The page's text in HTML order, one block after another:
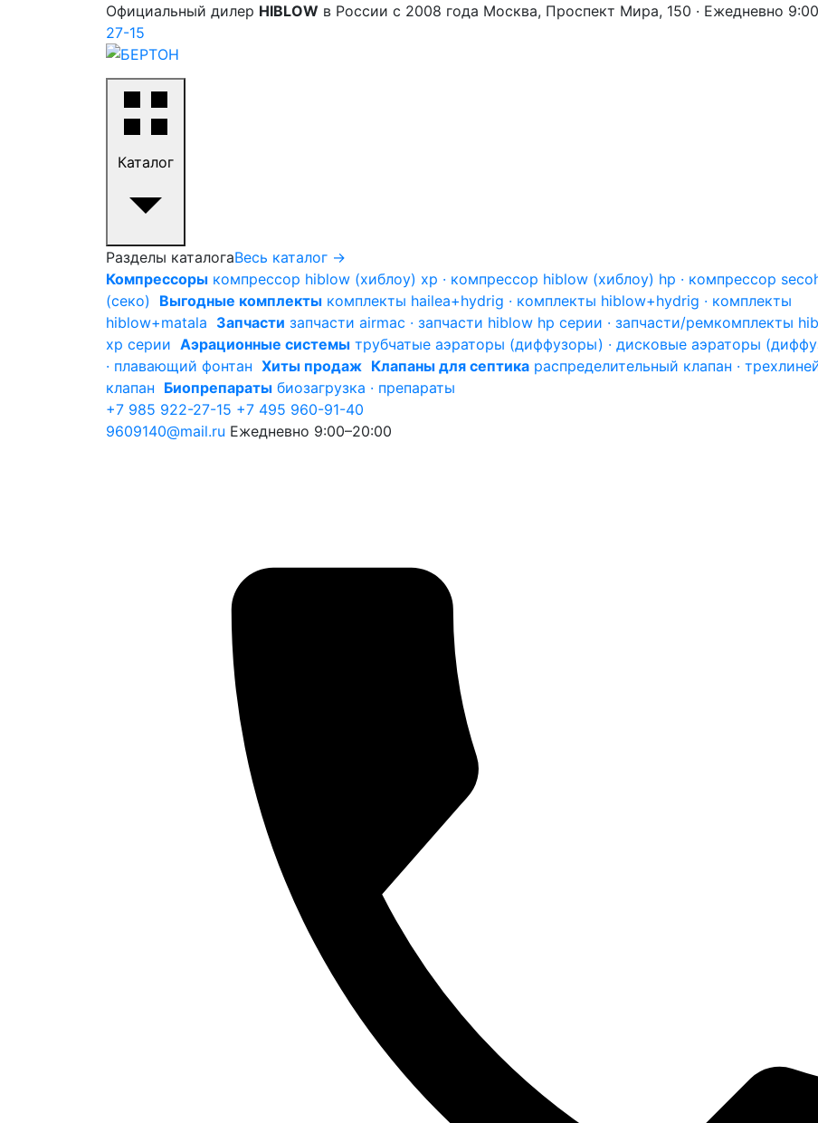
Официальный дилер HIBLOW в России с 2008 года Москва, Проспект Мира, 150 · Ежедневно
27-15
Каталог
Разделы каталогаВесь каталог →
Компрессоры компрессор hiblow (хиблоу) xp · компрессор hiblow (хиблоу) hp · компрессор
(секо)
Выгодные комплекты комплекты hailea+hydrig · комплекты hiblow+hydrig · комплекты
hiblow+matala Запчасти запчасти airmac · запчасти hiblow hp серии · запчасти/ремкомплекты
xp серии Аэрационные системы трубчатые аэраторы (диффузоры) · дисковые аэраторы
· плавающий фонтан Хиты продаж Клапаны для септика распределительный клапан ·
клапан Биопрепараты биозагрузка · препараты
+7 985 922-27-15 +7 495 960-91-40
9609140@mail.ru Ежедневно 9:00–20:00